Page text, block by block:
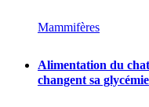
Mammifères
Alimentation du
changent sa glycémie